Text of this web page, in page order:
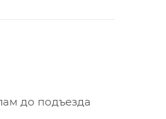
до подъезда